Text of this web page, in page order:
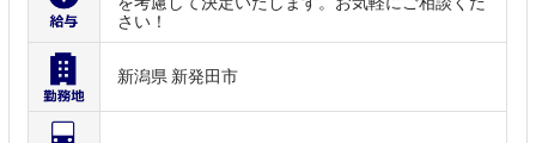
さい！
新潟県 新発田市